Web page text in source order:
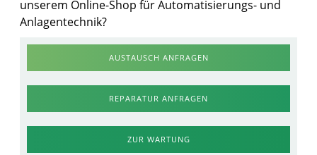
unserem Online-Shop für Automatisierungs- und
Anlagentechnik?
AUSTAUSCH ANFRAGEN
REPARATUR ANFRAGEN
ZUR WARTUNG